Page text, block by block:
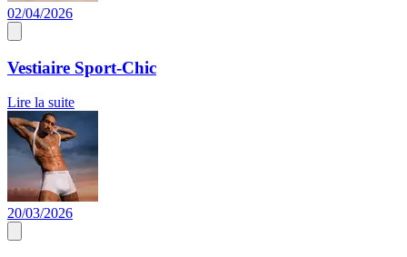
02/04/2026
Vestiaire Sport-Chic
Lire la suite
20/03/2026